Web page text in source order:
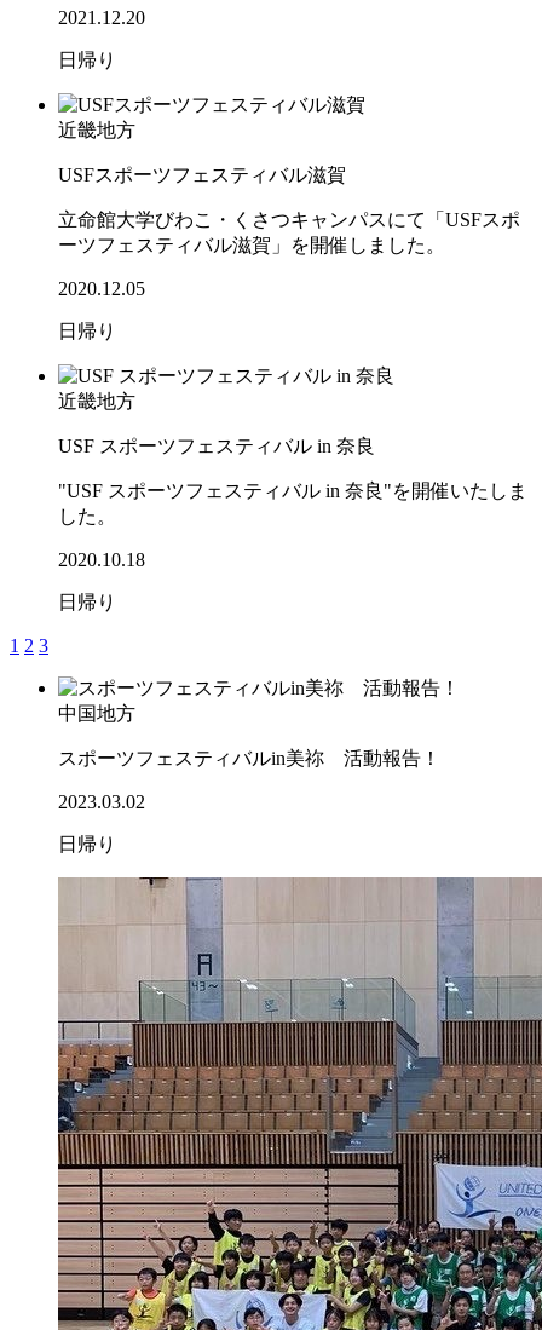
2021.12.20
日帰り
近畿地方
USFスポーツフェスティバル滋賀
立命館大学びわこ・くさつキャンパスにて「USFスポ
ーツフェスティバル滋賀」を開催しました。
2020.12.05
日帰り
近畿地方
USF スポーツフェスティバル in 奈良
"USF スポーツフェスティバル in 奈良"を開催いたしま
した。
2020.10.18
日帰り
1 2 3
中国地方
スポーツフェスティバルin美祢 活動報告！
2023.03.02
日帰り